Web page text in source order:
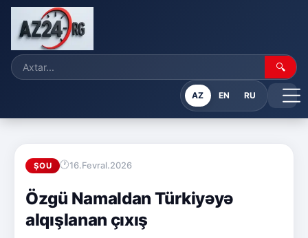
🔍
AZ EN RU
ŞOU 16.Fevral.2026
Özgü Namaldan Türkiyəyə
alqışlanan çıxış